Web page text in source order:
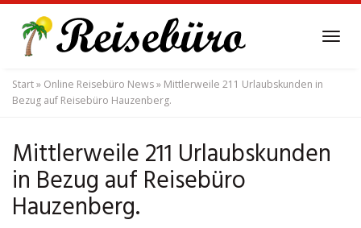
main
content
Start» Online Reisebüro News» Mittlerweile 211 Urlaubskunden in
Bezug auf Reisebüro Hauzenberg.
Mittlerweile 211 Urlaubskunden
in Bezug auf Reisebüro
Hauzenberg.